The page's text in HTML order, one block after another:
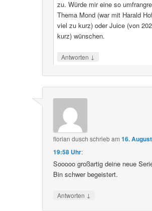
zu. Würde mir eine so
Thema Mond (war mit Harald
viel zu kurz) oder Juice (von
kurz) wünschen.
Antworten ↓
florian dusch schriebam16.
19:58 Uhr:
Sooooo großartig deine neue
Bin schwer begeistert.
Antworten ↓